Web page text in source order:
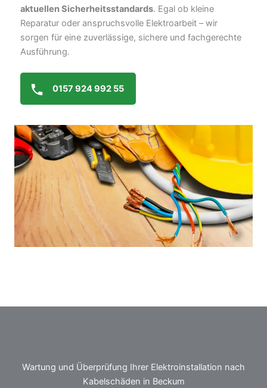
aktuellen Sicherheitsstandards. Egal ob kleine
Reparatur oder anspruchsvolle Elektroarbeit – wir
sorgen für eine zuverlässige, sichere und fachgerechte
Ausführung.
0157 924 992 55
Wartung und Überprüfung Ihrer Elektroinstallation nach
Kabelschäden in Beckum